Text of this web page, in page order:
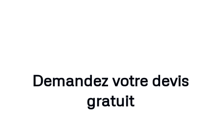
Demandez votre devis
gratuit